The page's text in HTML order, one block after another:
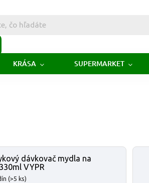
KRÁSA SUPERMARKET
dávkovač mydla na
VYPR
(>5 ks)